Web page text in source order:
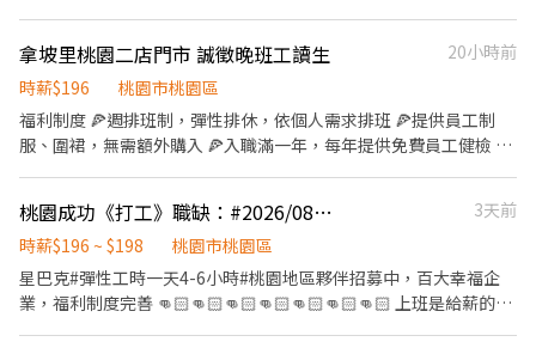
★提供完善職前教育訓練 ⭕【經營理念】 我們是日本第一的速食連
成為全球第一的連鎖餐飲集團。 我們堅持使用安全及高品質的食
材，當場現點現作提供美味可口的日本國民美食-牛丼/咖哩，並以
格，強調食品安全，顧客安心。不論是單獨一人、與家人一起、朋
友一起，皆可享受用餐的樂趣。
時請於主管確認排班時間） 【薪資福利】 1. 提供員工餐 2. 國定假日
雙倍薪 3. 提供優秀同仁績效獎金 4. 久任獎金 5. 生日禮卷 6. 滿年資
享特休假 7.福委會福利補助 ★★多項福利歡迎您加入我們★★ 總是
提供好吃日式餐飲的公司 台灣東利多(丸亀製麵)
拿坡里桃園二店門市 誠徵晚班工讀生
20小時前
時薪$196
桃園市桃園區
福利制度 🍕週排班制，彈性排休，依個人需求排班 🍕提供員工制
服、圍裙，無需額外購入 🍕入職滿一年，每年提供免費員工健檢 🍕
場》： ✅顧客接待 ✅收銀作業 ✅環境整潔 時數限制：最低60-160小
時 #需具備服務熱誠與責任感佳 #薪資轉帳需具備永豐銀行帳戶 #需
要做餐飲人員體檢
桃園成功《打工》職缺：#2026/08月報到#短期勿試
3天前
時薪$196 ~ $198
桃園市桃園區
星巴克#彈性工時一天4-6小時#桃園地區夥伴招募中，百大幸福企
業，福利制度完善 👊🏻👊🏻👊🏻👊🏻👊🏻👊🏻👊🏻 上班是給薪的，